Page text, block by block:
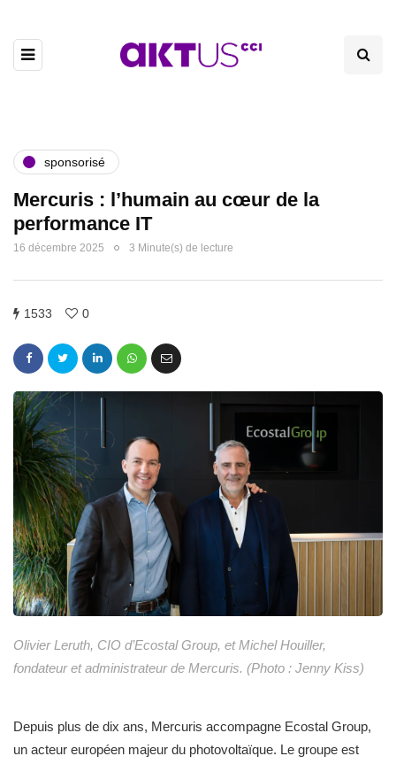
sponsorisé
Mercuris : l’humain au cœur de la
performance IT
16 décembre 2025 3 Minute(s) de lecture
1533 0
Olivier Leruth, CIO d’Ecostal Group, et Michel Houiller,
fondateur et administrateur de Mercuris. (Photo : Jenny Kiss)
Depuis plus de dix ans, Mercuris accompagne Ecostal Group,
un acteur européen majeur du photovoltaïque. Le groupe est